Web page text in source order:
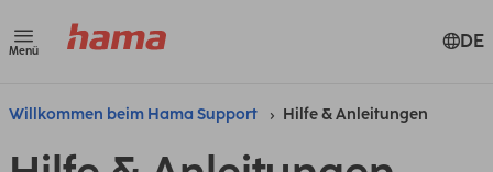
Menü DE
Willkommen beim Hama Support Hilfe & Anleitungen